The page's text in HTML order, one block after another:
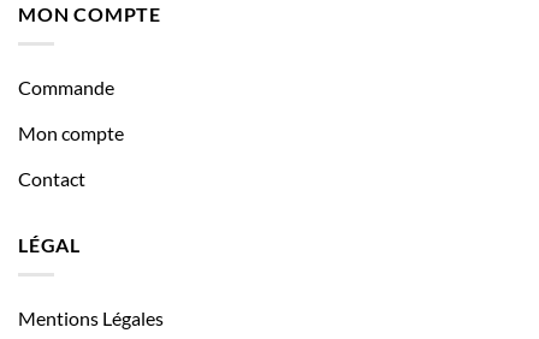
MON COMPTE
Commande
Mon compte
Contact
LÉGAL
Mentions Légales